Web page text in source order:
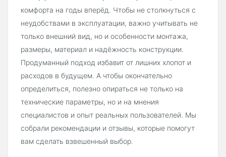
комфорта на годы вперёд. Чтобы не столкнуться с
неудобствами в эксплуатации, важно учитывать не
только внешний вид, но и особенности монтажа,
размеры, материал и надёжность конструкции.
Продуманный подход избавит от лишних хлопот и
расходов в будущем. А чтобы окончательно
определиться, полезно опираться не только на
технические параметры, но и на мнения
специалистов и опыт реальных пользователей. Мы
собрали рекомендации и отзывы, которые помогут
вам сделать взвешенный выбор.